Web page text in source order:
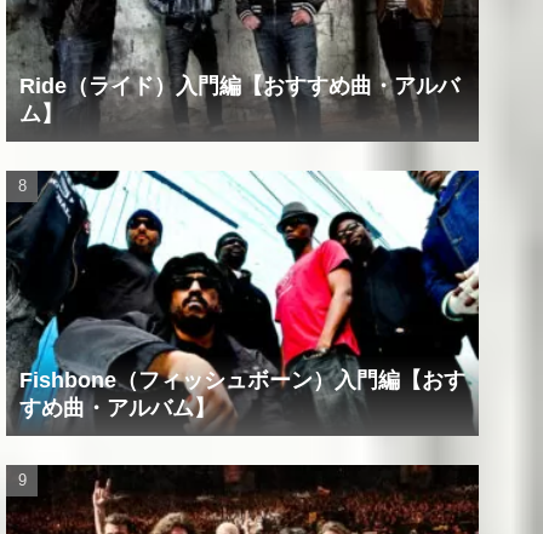
Ride（ライド）入門編【おすすめ曲・アルバ
ム】
Fishbone（フィッシュボーン）入門編【おす
すめ曲・アルバム】